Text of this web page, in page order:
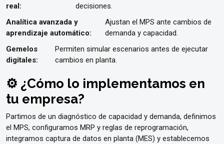
real:
decisiones.
Analítica avanzada y
aprendizaje automático:
Ajustan el MPS ante cambios de
demanda y capacidad.
Gemelos
digitales:
Permiten simular escenarios antes de ejecutar
cambios en planta.
⚙️ ¿Cómo lo implementamos en
tu empresa?
Partimos de un diagnóstico de capacidad y demanda, definimos
el MPS, configuramos MRP y reglas de reprogramación,
integramos captura de datos en planta (MES) y establecemos